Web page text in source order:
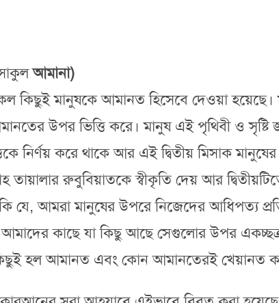
আমানা)
কিছুই মানুষকে আমানত হিসেবে দেওয়া হয়েছে।
উপর ভিত্তি করে। মানুষ এই পৃথিবী ও
নির্ণয় করে থাকে আর এই দ্বিতীয় মিসাক
তায়ালার রুবুবিয়াতকে স্বীকৃতি দেয় আর
যে, আমরা মানুষের উপরে নিজেদের আধিপত্য
আমাদের কাছে যা কিছু আছে সেগুলোর উপর
হল আমানত এবং কোন আমানতেরই খেয়ানত করব